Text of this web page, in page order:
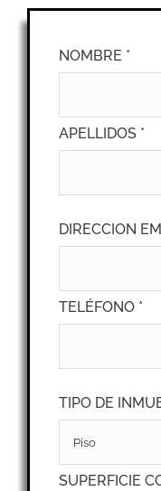
NOMBRE *
APELLIDOS *
DIRECCION
TELÉFONO *
TIPO DE
SUPERFICIE